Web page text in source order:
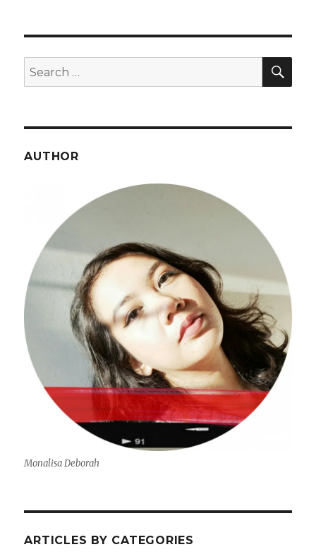
Worthy
Search
for:
AUTHOR
Monalisa Deborah
ARTICLES BY CATEGORIES